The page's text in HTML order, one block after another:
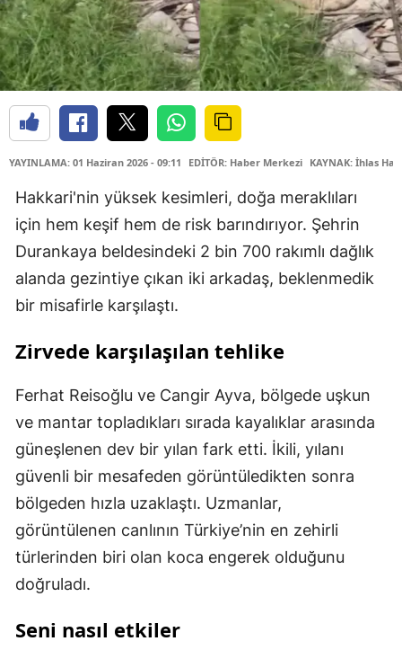
YAYINLAMA: 01 Haziran 2026 - 09:11 EDİTÖR: Haber Merkezi KAYNAK: İhlas
Hakkari'nin yüksek kesimleri, doğa meraklıları
için hem keşif hem de risk barındırıyor. Şehrin
Durankaya beldesindeki 2 bin 700 rakımlı dağlık
alanda gezintiye çıkan iki arkadaş, beklenmedik
bir misafirle karşılaştı.
Zirvede karşılaşılan tehlike
Ferhat Reisoğlu ve Cangir Ayva, bölgede uşkun
ve mantar topladıkları sırada kayalıklar arasında
güneşlenen dev bir yılan fark etti. İkili, yılanı
güvenli bir mesafeden görüntüledikten sonra
bölgeden hızla uzaklaştı. Uzmanlar,
görüntülenen canlının Türkiye’nin en zehirli
türlerinden biri olan koca engerek olduğunu
doğruladı.
Seni nasıl etkiler